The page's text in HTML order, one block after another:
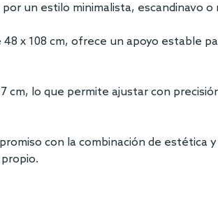
un estilo minimalista, escandinavo o
x 108 cm, ofrece un apoyo estable
lo que permite ajustar con
con la combinación de estética